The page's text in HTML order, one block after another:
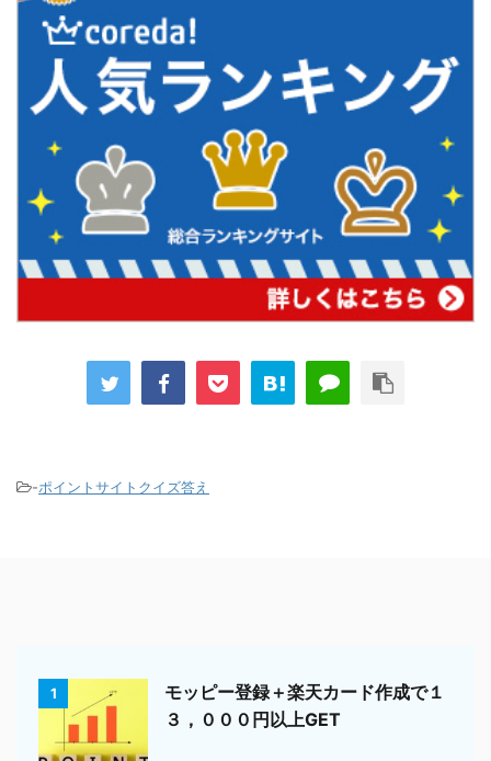
-ポイントサイトクイズ答え
1
モッピー登録＋楽天カード作成で１
３，０００円以上GET